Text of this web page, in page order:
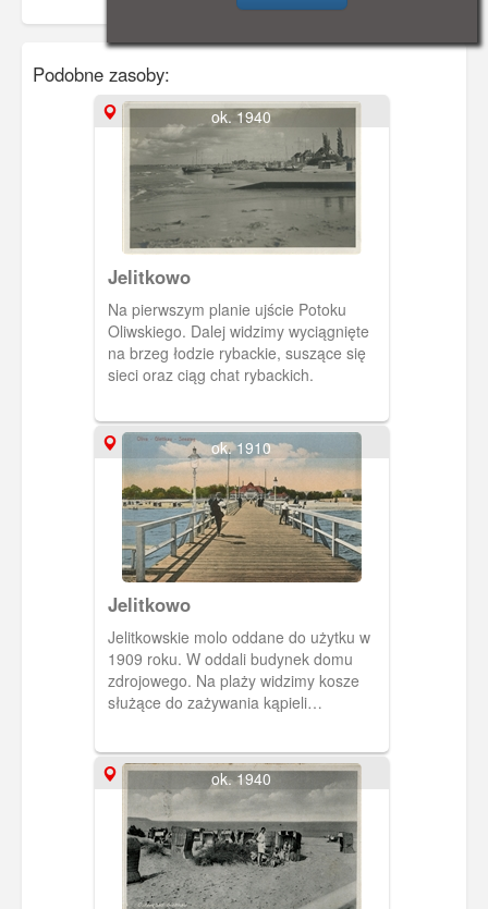
Podobne zasoby:
ok. 1940
Jelitkowo
Na pierwszym planie ujście Potoku
Oliwskiego. Dalej widzimy wyciągnięte
na brzeg łodzie rybackie, suszące się
sieci oraz ciąg chat rybackich.
ok. 1910
Jelitkowo
Jelitkowskie molo oddane do użytku w
1909 roku. W oddali budynek domu
zdrojowego. Na plaży widzimy kosze
służące do zażywania kąpieli
ok. 1940